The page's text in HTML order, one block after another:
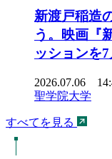
新渡戸稲造
う。映画『
ッションを
2026.07.06
聖学院大学
すべてを見る